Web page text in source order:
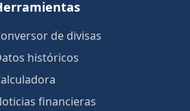
de divisas
históricos
financieras